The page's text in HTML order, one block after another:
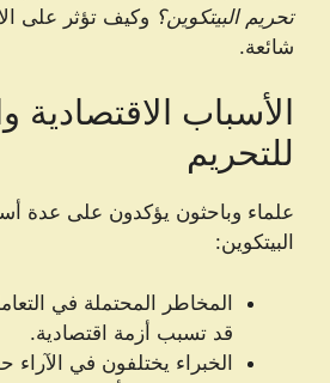
تحريم البيتكوين؟ وكيف تؤثر على
شائعة.
الأسباب الاقتصادية
للتحريم
علماء وباحثون يؤكدون على عدة
البيتكوين:
المخاطر المحتملة في
قد تسبب أزمة اقتصادية.
الخبراء يختلفون في الآراء